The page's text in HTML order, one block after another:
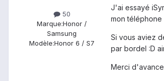
50
Marque:Honor /
Samsung
Modèle:Honor 6 / S7
J'ai essayé
mon téléphone
Si vous aviez
par bordel :D
Merci d'avance